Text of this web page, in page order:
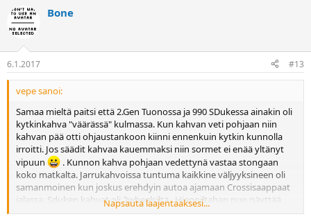
Bone
6.1.2017 #13
vepe sanoi:
Samaa mieltä paitsi että 2.Gen Tuonossa ja 990 SDukessa ainakin oli
kytkinkahva "väärässä" kulmassa. Kun kahvan veti pohjaan niin
kahvan pää otti ohjaustankoon kiinni ennenkuin kytkin kunnolla
irroitti. Jos säädit kahvaa kauemmaksi niin sormet ei enää yltänyt
vipuun
. Kunnon kahva pohjaan vedettynä vastaa stongaan
koko matkalta. Jarrukahvoissa tuntuma kaikkine väljyyksineen oli
samanmoinen kun joskus erehdyin autoa ajamaan Crossisaappaat
jalassa. Sduken kahvat oli 2wheelsiltä . Hienoiltahan nuo näyttää ,
mutta mieluummin hommatkaa kunnon kahvat tai sitten ajelkaa
Napsauta laajentaaksesi...